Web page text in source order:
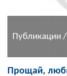
Публикации
Прощай,